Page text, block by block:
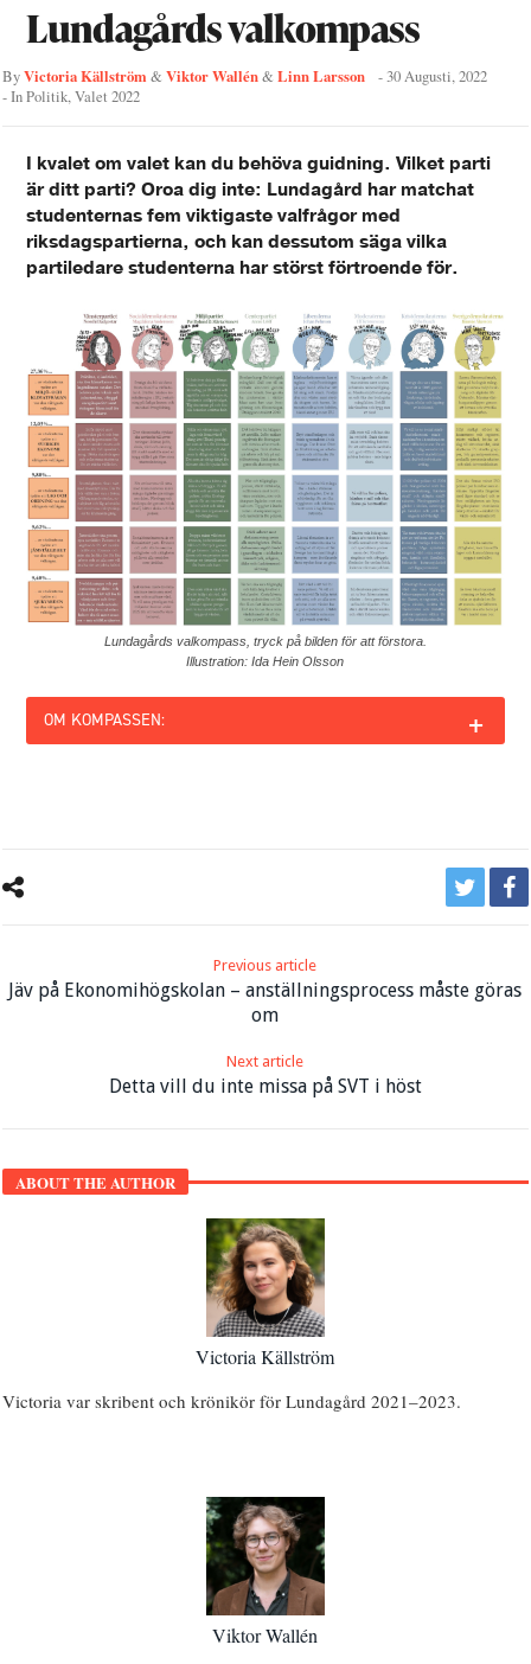
Lundagårds valkompass
ByVictoria Källström&Viktor Wallén&Linn Larsson -30 Augusti, 2022
- InPolitik,Valet 2022
I kvalet om valet kan du behöva guidning. Vilket parti
är ditt parti? Oroa dig inte: Lundagård har matchat
studenternas fem viktigaste valfrågor med
riksdagspartierna, och kan dessutom säga vilka
partiledare studenterna har störst förtroende för.
Lundagårds valkompass, tryck på bilden för att förstora.
Illustration: Ida Hein Olsson
OM KOMPASSEN: +
Previous article
Jäv på Ekonomihögskolan – anställningsprocess måste göras
om
Next article
Detta vill du inte missa på SVT i höst
ABOUT THE AUTHOR
Victoria Källström
Victoria var skribent och krönikör för Lundagård 2021–2023.
Viktor Wallén